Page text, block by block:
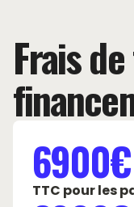
Frais
6900€
TTC pour les